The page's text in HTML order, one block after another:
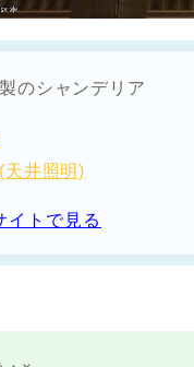
のシャンデリア
天井照明)
イトで見る